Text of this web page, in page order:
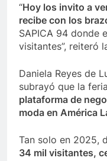
“Hoy los invito a
recibe con los
SAPICA 94 donde
visitantes”, reiteró
Daniela Reyes de
subrayó que la
plataforma de
moda en América
Tan solo en 2025,
34 mil visitantes,